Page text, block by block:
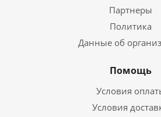
Партнеры
Политика
Данные об
Помощь
Условия
Условия